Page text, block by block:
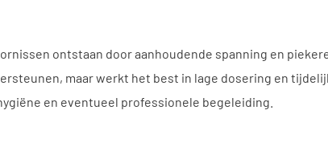
ontstaan door aanhoudende spanning en
maar werkt het best in lage dosering en
en eventueel professionele begeleiding.